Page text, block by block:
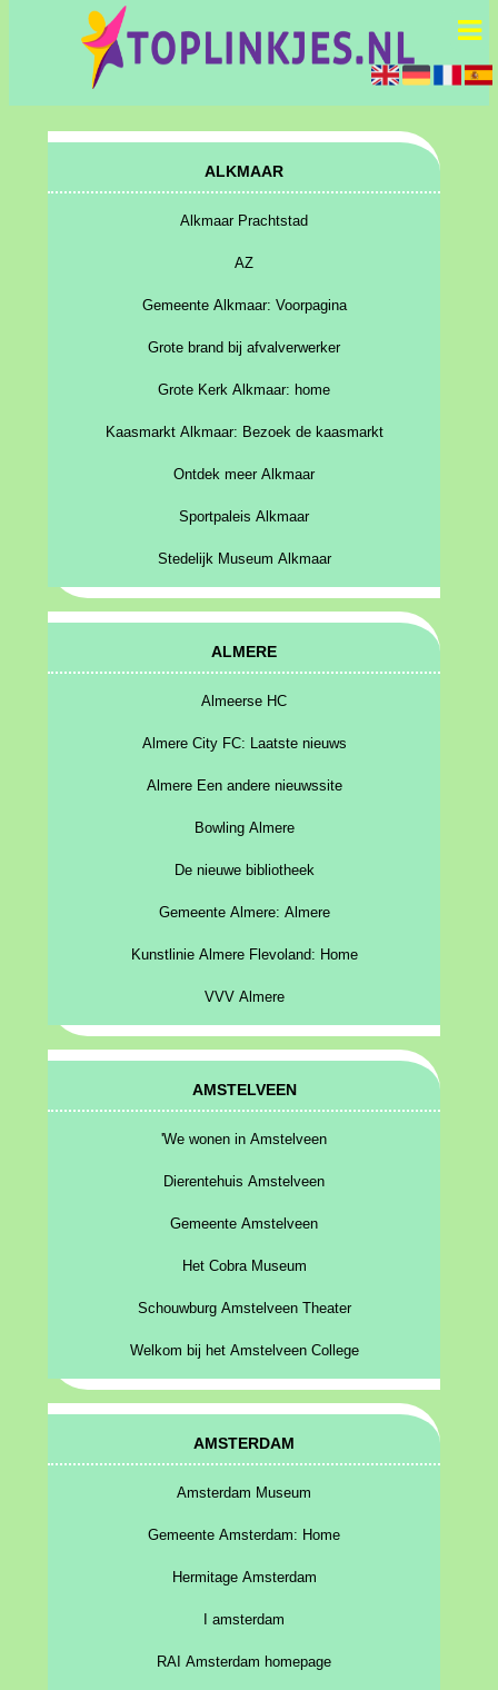
ALKMAAR
Alkmaar Prachtstad
AZ
Gemeente Alkmaar: Voorpagina
Grote brand bij afvalverwerker
Grote Kerk Alkmaar: home
Kaasmarkt Alkmaar: Bezoek de kaasmarkt
Ontdek meer Alkmaar
Sportpaleis Alkmaar
Stedelijk Museum Alkmaar
ALMERE
Almeerse HC
Almere City FC: Laatste nieuws
Almere Een andere nieuwssite
Bowling Almere
De nieuwe bibliotheek
Gemeente Almere: Almere
Kunstlinie Almere Flevoland: Home
VVV Almere
AMSTELVEEN
'We wonen in Amstelveen
Dierentehuis Amstelveen
Gemeente Amstelveen
Het Cobra Museum
Schouwburg Amstelveen Theater
Welkom bij het Amstelveen College
AMSTERDAM
Amsterdam Museum
Gemeente Amsterdam: Home
Hermitage Amsterdam
I amsterdam
RAI Amsterdam homepage